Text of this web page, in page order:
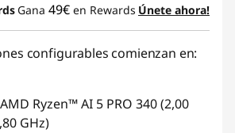
Gana 49€ en Rewards Únete ahora!
configurables comienzan en:
Ryzen™ AI 5 PRO 340 (2,00
GHz)